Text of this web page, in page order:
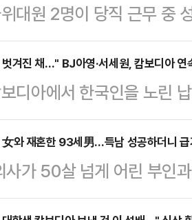
대원 2명이 당직 근무 중
.22일 오키나와타임즈
남)씨와 병사 B(24·
15고사특과연대 소속인
근무 중 부대에서 성관계
스로 신고하면서 드러났
뜻을 나타내고 있다"고
겨진 채…" BJ아영·서세원, 캄보디아 연
디아에서 한국인을 노린
(故) BJ아영(본명 변아영)
난 2023년 6월2일 지인
인근 칸달주의 한 공사장
됐다.캄보디아 현지 경찰
와 재혼한 93세男…득남 성공하더니 급
가 50살 넘게 어린 부인
들은 두 번째 아이를 계획